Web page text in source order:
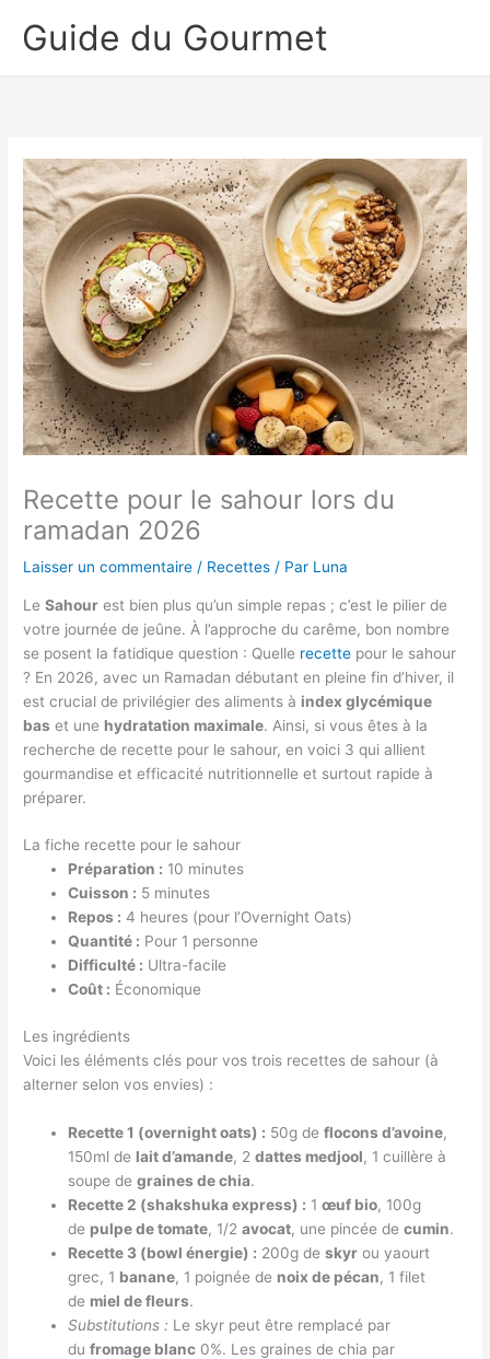
Guide du Gourmet
Recette pour le sahour lors du
ramadan 2026
Laisser un commentaire / Recettes / Par Luna
LeSahour est bien plus qu’un simple repas ; c’est le pilier de
votre journée de jeûne. À l’approche du carême, bon nombre
se posent la fatidique question : Quelle recette pour le sahour
? En 2026, avec un Ramadan débutant en pleine fin d’hiver, il
est crucial de privilégier des aliments à index glycémique
bas et une hydratation maximale. Ainsi, si vous êtes à la
recherche de recette pour le sahour, en voici 3 qui allient
gourmandise et efficacité nutritionnelle et surtout rapide à
préparer.
La fiche recette pour le sahour
Préparation : 10 minutes
Cuisson : 5 minutes
Repos : 4 heures (pour l’Overnight Oats)
Quantité : Pour 1 personne
Difficulté : Ultra-facile
Coût : Économique
Les ingrédients
Voici les éléments clés pour vos trois recettes de sahour (à
alterner selon vos envies) :
Recette 1 (overnight oats) : 50g deflocons d’avoine,
150ml de lait d’amande, 2dattes medjool, 1 cuillère à
soupe degraines de chia.
Recette 2 (shakshuka express) : 1œuf bio, 100g
de pulpe de tomate, 1/2avocat, une pincée decumin.
Recette 3 (bowl énergie) : 200g deskyr ou yaourt
grec, 1 banane, 1 poignée de noix de pécan, 1 filet
de miel de fleurs.
Substitutions : Le skyr peut être remplacé par
dufromage blanc 0%. Les graines de chia par